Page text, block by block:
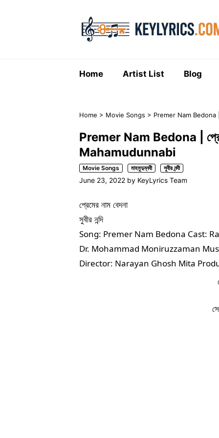
Home Artist List Blog
Home > Movie Songs > Premer Nam Bedona |
Premer Nam Bedona | প্রেমের
Mahamudunnabi
Movie Songs মাহমুদুন্নবী সুবীর নন্দী
June 23, 2022 by KeyLyrics Team
প্রেমের নাম বেদনা
সুবীর নন্দি
Song: Premer Nam Bedona Cast:
Dr. Mohammad Moniruzzaman
Director: Narayan Ghosh Mita